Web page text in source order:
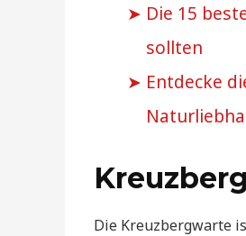
Die 15
sollten
Entdecke
Die Kreuzbergwarte